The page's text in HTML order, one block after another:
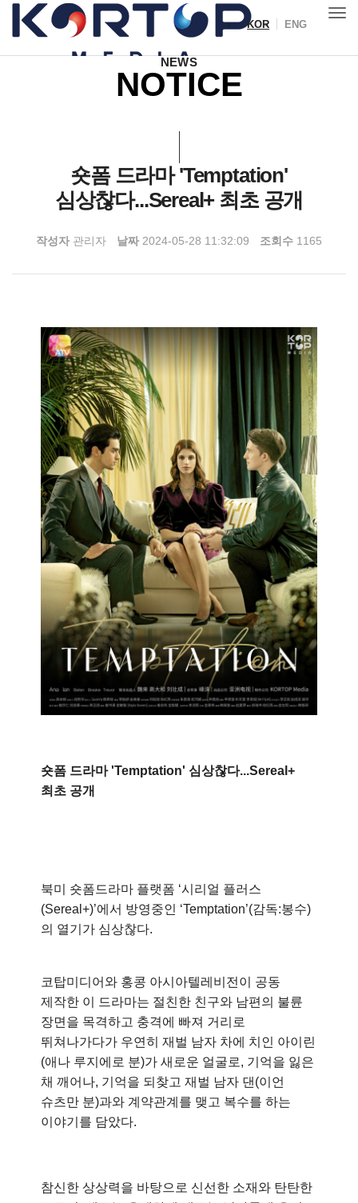
IR
KOR ENG
NEWS
NOTICE
숏폼 드라마 'Temptation'
심상찮다...Sereal+ 최초 공개
작성자 관리자 날짜 2024-05-28 11:32:09 조회수 1165
숏폼 드라마 'Temptation' 심상찮다...Sereal+
최초 공개
북미 숏폼드라마 플랫폼 ‘시리얼 플러스
(Sereal+)’에서 방영중인 ‘Temptation’(감독:봉수)
의 열기가 심상찮다.
코탑미디어와 홍콩 아시아텔레비전이 공동
제작한 이 드라마는 절친한 친구와 남편의 불륜
장면을 목격하고 충격에 빠져 거리로
뛰쳐나가다가 우연히 재벌 남자 차에 치인 아이린
(애나 루지에로 분)가 새로운 얼굴로, 기억을 잃은
채 깨어나, 기억을 되찾고 재벌 남자 댄(이언
슈츠만 분)과와 계약관계를 맺고 복수를 하는
이야기를 담았다.
참신한 상상력을 바탕으로 신선한 소재와 탄탄한